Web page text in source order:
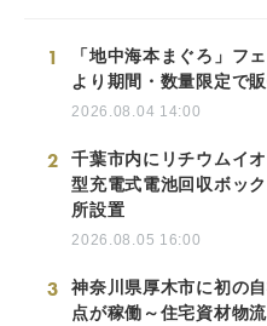
1
「地中海本まぐろ」フ
より期間・数量限定で
2026.08.04 14:00
2
千葉市内にリチウムイ
型充電式電池回収ボッ
所設置
2026.08.05 16:00
3
神奈川県厚木市に初の
点が稼働～住宅資材物